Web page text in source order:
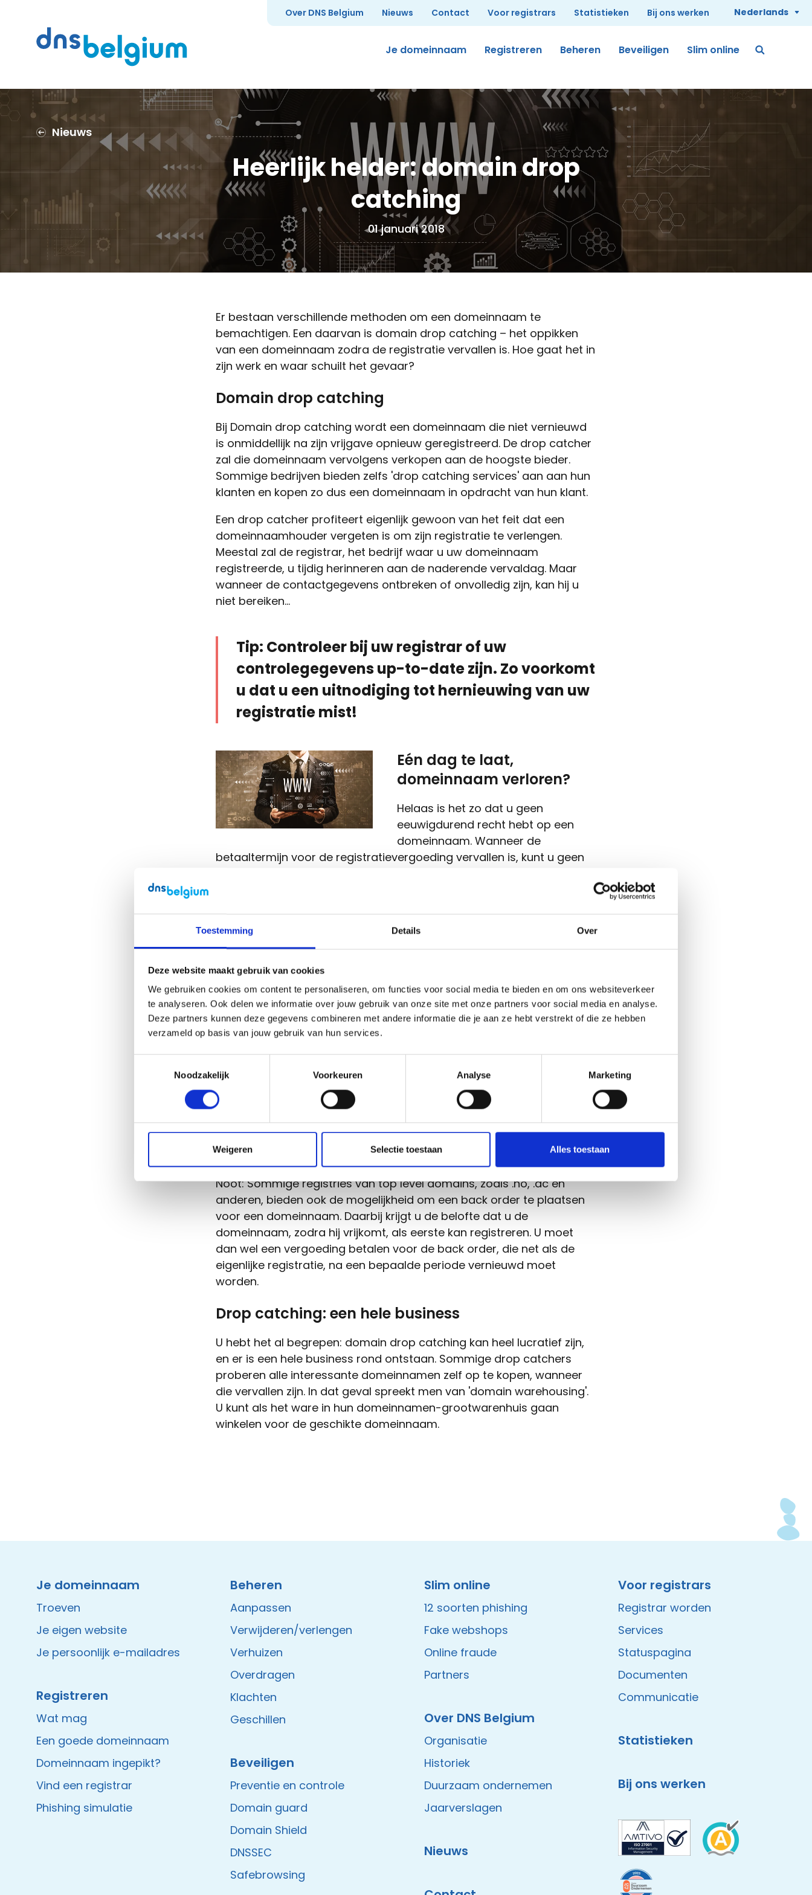
Toestemming Details Over
Deze website maakt gebruik van cookies
We gebruiken cookies om content te personaliseren, om functies voor social media te bieden en om ons websiteverkeer
te analyseren. Ook delen we informatie over jouw gebruik van onze site met onze partners voor social media en analyse.
Deze partners kunnen deze gegevens combineren met andere informatie die je aan ze hebt verstrekt of die ze hebben
verzameld op basis van jouw gebruik van hun services.
Noodzakelijk
Voorkeuren Analyse Marketing
Weigeren Selectie toestaan Alles toestaan
Je domeinnaam Registreren Beheren Beveiligen Slim online
Over DNS Belgium Nieuws Contact Voor registrars Statistieken Bij ons werken Nederlands
Nieuws
Heerlijk helder: domain drop
catching
01 januari 2018
Er bestaan verschillende methoden om een domeinnaam te
bemachtigen. Een daarvan is domain drop catching – het oppikken
van een domeinnaam zodra de registratie vervallen is. Hoe gaat het in
zijn werk en waar schuilt het gevaar?
Domain drop catching
Bij Domain drop catching wordt een domeinnaam die niet vernieuwd
is onmiddellijk na zijn vrijgave opnieuw geregistreerd. De drop catcher
zal die domeinnaam vervolgens verkopen aan de hoogste bieder.
Sommige bedrijven bieden zelfs 'drop catching services' aan aan hun
klanten en kopen zo dus een domeinnaam in opdracht van hun klant.
Een drop catcher profiteert eigenlijk gewoon van het feit dat een
domeinnaamhouder vergeten is om zijn registratie te verlengen.
Meestal zal de registrar, het bedrijf waar u uw domeinnaam
registreerde, u tijdig herinneren aan de naderende vervaldag. Maar
wanneer de contactgegevens ontbreken of onvolledig zijn, kan hij u
niet bereiken…
Tip: Controleer bij uw registrar of uw
controlegegevens up-to-date zijn. Zo voorkomt
u dat u een uitnodiging tot hernieuwing van uw
registratie mist!
Eén dag te laat,
domeinnaam verloren?
Helaas is het zo dat u geen
eeuwigdurend recht hebt op een
domeinnaam. Wanneer de
betaaltermijn voor de registratievergoeding vervallen is, kunt u geen
De meesteTLD's hebben wel een procedure uitgewerkt die u als
domeinnaamhouder beschermt wanneer u de registratierechten
enkele dagen te laat betaalt:
bij .be: wordt de domeinnaam niet verlengd, dan komt hij in
quarantaine voor een periode van 40 dagen; de domeinnaam is
niet actief maar kan wel gereactiveerd worden
bij degTLD's voorzietICANN
dat u uw domeinnaam tijdens een periode van 30 dagen toch
nog kan verlengen
dat u gedurende 5 dagen nadat u ook tijdens de Redemption
Period de registratie niet hernieuwd hebt, de domeinnaam nog
Noot: Sommige registries van top level domains, zoals .no, .ac en
anderen, bieden ook de mogelijkheid om een back order te plaatsen
voor een domeinnaam. Daarbij krijgt u de belofte dat u de
domeinnaam, zodra hij vrijkomt, als eerste kan registreren. U moet
dan wel een vergoeding betalen voor de back order, die net als de
eigenlijke registratie, na een bepaalde periode vernieuwd moet
worden.
Drop catching: een hele business
U hebt het al begrepen: domain drop catching kan heel lucratief zijn,
en er is een hele business rond ontstaan. Sommige drop catchers
proberen alle interessante domeinnamen zelf op te kopen, wanneer
die vervallen zijn. In dat geval spreekt men van 'domain warehousing'.
U kunt als het ware in hun domeinnamen-grootwarenhuis gaan
winkelen voor de geschikte domeinnaam.
Je domeinnaam
Troeven
Je eigen website
Je persoonlijk e-mailadres
Registreren
Wat mag
Een goede domeinnaam
Domeinnaam ingepikt?
Vind een registrar
Phishing simulatie
Beheren
Aanpassen
Verwijderen/verlengen
Verhuizen
Overdragen
Klachten
Geschillen
Beveiligen
Preventie en controle
Domain guard
Domain Shield
DNSSEC
Safebrowsing
Slim online
12 soorten phishing
Fake webshops
Online fraude
Partners
Over DNS Belgium
Organisatie
Historiek
Duurzaam ondernemen
Jaarverslagen
Nieuws
Voor registrars
Registrar worden
Services
Statuspagina
Documenten
Communicatie
Statistieken
Bij ons werken